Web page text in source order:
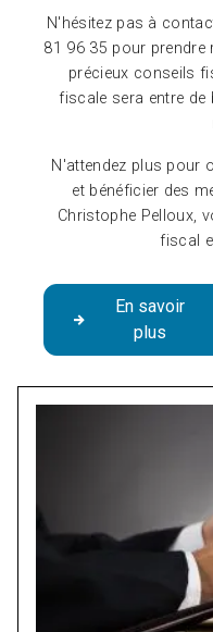
N'hésitez pas à
81 96 35 pour prendre
précieux conseils
fiscale sera entre de
N'attendez plus pour
et bénéficier des
Christophe Pelloux,
fiscal
En savoir
plus